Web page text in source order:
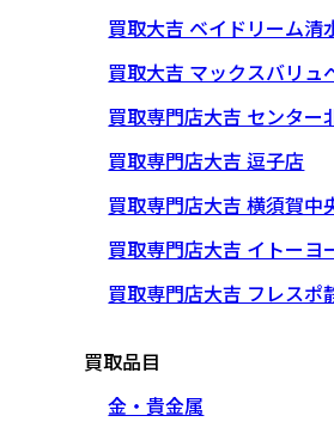
買取大吉 ベイドリーム清
買取大吉 マックスバリュ
買取専門店大吉 センター
買取専門店大吉 逗子店
買取専門店大吉 横須賀中
買取専門店大吉 イトーヨ
買取専門店大吉 フレスポ
買取品目
金・貴金属